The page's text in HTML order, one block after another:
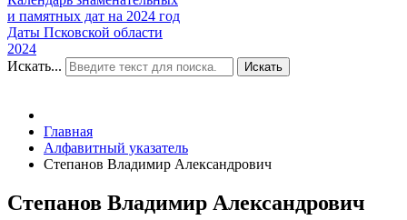
и памятных дат на 2024 год
Даты Псковской области
2024
Искать...
Искать
Главная
Алфавитный указатель
Степанов Владимир Александрович
Степанов Владимир Александрович